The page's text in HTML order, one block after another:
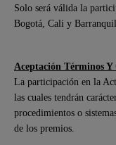
Solo será válida la
Bogotá, Cali y
Aceptación Términos Y
La participación en la
las cuales tendrán
procedimientos o
de los premios.